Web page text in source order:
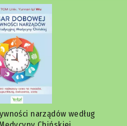
narządów według